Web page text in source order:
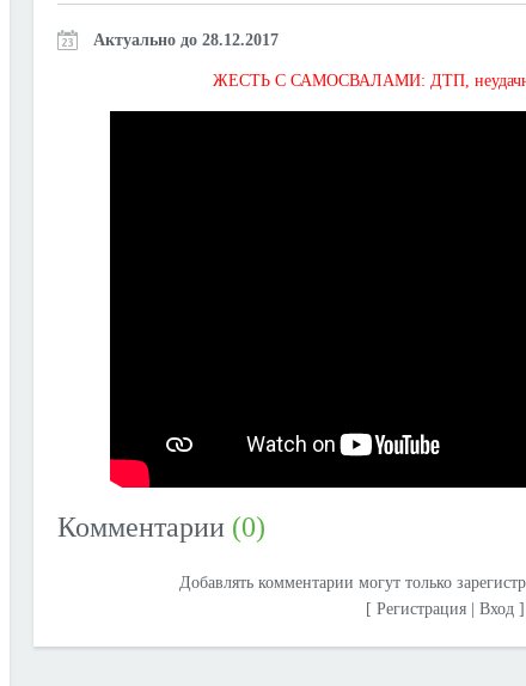
Актуально до 28.12.2017
ЖЕСТЬ С САМОСВАЛАМИ: ДТП,
Комментарии (0)
Добавлять комментарии могут только
[ Регистрация| Вход]